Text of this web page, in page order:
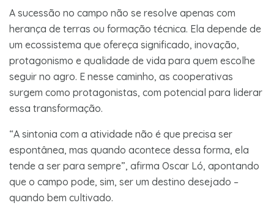
A sucessão no campo não se resolve apenas com
herança de terras ou formação técnica. Ela depende de
um ecossistema que ofereça significado, inovação,
protagonismo e qualidade de vida para quem escolhe
seguir no agro. E nesse caminho, as cooperativas
surgem como protagonistas, com potencial para liderar
essa transformação.
“A sintonia com a atividade não é que precisa ser
espontânea, mas quando acontece dessa forma, ela
tende a ser para sempre”, afirma Oscar Ló, apontando
que o campo pode, sim, ser um destino desejado –
quando bem cultivado.